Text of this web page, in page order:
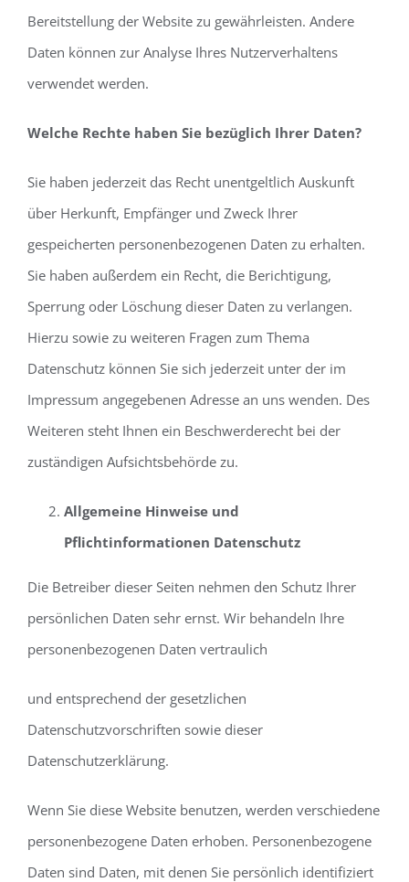
Bereitstellung der Website zu gewährleisten. Andere
Daten können zur Analyse Ihres Nutzerverhaltens
verwendet werden.
Welche Rechte haben Sie bezüglich Ihrer Daten?
Sie haben jederzeit das Recht unentgeltlich Auskunft
über Herkunft, Empfänger und Zweck Ihrer
gespeicherten personenbezogenen Daten zu erhalten.
Sie haben außerdem ein Recht, die Berichtigung,
Sperrung oder Löschung dieser Daten zu verlangen.
Hierzu sowie zu weiteren Fragen zum Thema
Datenschutz können Sie sich jederzeit unter der im
Impressum angegebenen Adresse an uns wenden. Des
Weiteren steht Ihnen ein Beschwerderecht bei der
zuständigen Aufsichtsbehörde zu.
Allgemeine Hinweise und
Pflichtinformationen Datenschutz
Die Betreiber dieser Seiten nehmen den Schutz Ihrer
persönlichen Daten sehr ernst. Wir behandeln Ihre
personenbezogenen Daten vertraulich
und entsprechend der gesetzlichen
Datenschutzvorschriften sowie dieser
Datenschutzerklärung.
Wenn Sie diese Website benutzen, werden verschiedene
personenbezogene Daten erhoben. Personenbezogene
Daten sind Daten, mit denen Sie persönlich identifiziert